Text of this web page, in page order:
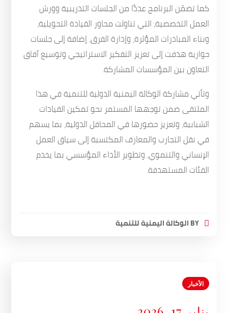
كما تضمّن البرنامج عددًا من الجلسات التدريبية وورش
العمل التخصصية، التي تناولت محاور القيادة التحويلية،
وبناء المبادرات المؤثرة، وإدارة الفرق، إضافة إلى جلسات
حوارية هدفت إلى تعزيز التفكير الاستراتيجي وتوسيع آفاق
التعاون بين المؤسسات المشاركة.
وتأتي مشاركة الوكالة اليمنية الدولية للتنمية في هذا
الملتقى ضمن توجهها المستمر نحو تمكين القيادات
الشبابية، وتعزيز حضورها في المحافل الدولية، بما يسهم
في نقل التجارب والمعارف المكتسبة إلى سياق العمل
الإنساني والتنموي، وتطوير الأداء المؤسسي بما يخدم
الفئات المستهدفة.
BYالوكالة اليمنية للتنمية
الأخبار